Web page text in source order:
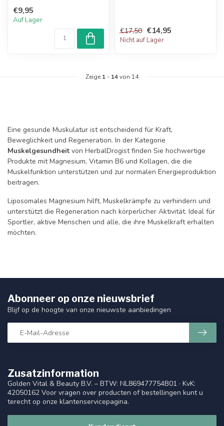
Liposomales Magnesium ...
€9,95
Auf Lager
€17,50 €14,95
Nicht auf Lager
Zeige 1 - 14von 14
Eine gesunde Muskulatur ist entscheidend für Kraft,
Beweglichkeit und Regeneration. In der Kategorie
Muskelgesundheit von HerbalDrogist finden Sie hochwertige
Produkte mit Magnesium, Vitamin B6 und Kollagen, die die
Muskelfunktion unterstützen und zur normalen Energieproduktion
beitragen.
Liposomales Magnesium hilft, Muskelkrämpfe zu verhindern und
unterstützt die Regeneration nach körperlicher Aktivität. Ideal für
Sportler, aktive Menschen und alle, die ihre Muskelkraft erhalten
möchten.
Zusatzinformation
Golden Vital & Beauty B.V. – BTW: NL869477754B01 · KvK:
42050162 Voor vragen over producten of bestellingen kunt u
terecht op onze klantenservicepagina.
Abonneer op onze nieuwsbrief
Blijf op de hoogte van onze nieuwste aanbiedingen